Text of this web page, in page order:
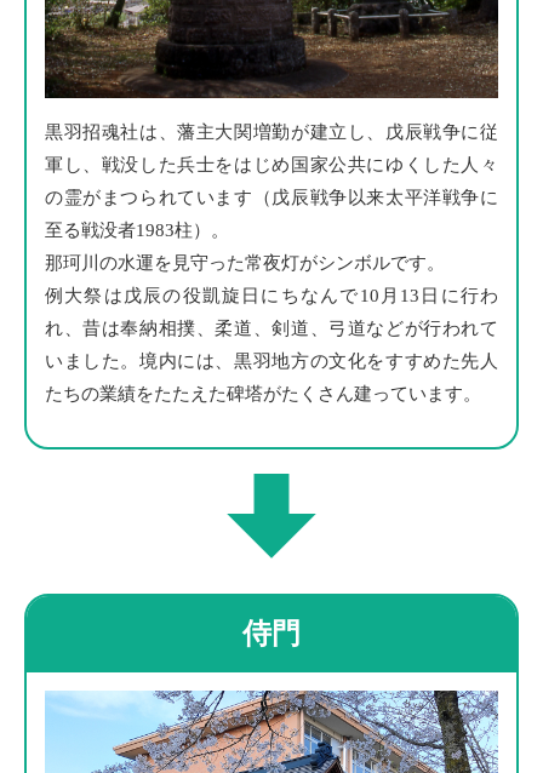
黒羽招魂社は、藩主大関増勤が建立し、戊辰戦争に従
軍し、戦没した兵士をはじめ国家公共にゆくした人々
の霊がまつられています（戊辰戦争以来太平洋戦争に
至る戦没者1983柱）。
那珂川の水運を見守った常夜灯がシンボルです。
例大祭は戊辰の役凱旋日にちなんで10月13日に行わ
れ、昔は奉納相撲、柔道、剣道、弓道などが行われて
いました。境内には、黒羽地方の文化をすすめた先人
たちの業績をたたえた碑塔がたくさん建っています。
侍門